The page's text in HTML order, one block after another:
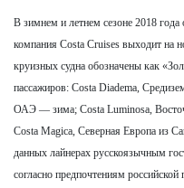
В зимнем и летнем сезоне 2018
компания Costa Cruises выходит на
круизных судна обозначены как
пассажиров: Costa Diadema,
ОАЭ — зима; Costa Luminosa,
Costa Magica, Северная Европа из
данных лайнерах русскоязычным
согласно предпочтениям